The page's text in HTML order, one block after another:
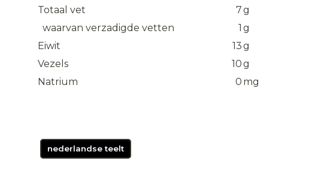
Totaal vet
7g
waarvan verzadigde vetten
1 g
Eiwit
13g
Vezels
10g
Natrium
0 mg
nederlandse teelt